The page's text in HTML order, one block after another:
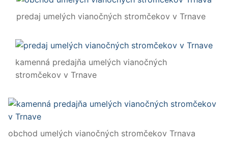
predaj umelých vianočných stromčekov v Trnave
kamenná predajňa umelých vianočných
stromčekov v Trnave
obchod umelých vianočných stromčekov Trnava